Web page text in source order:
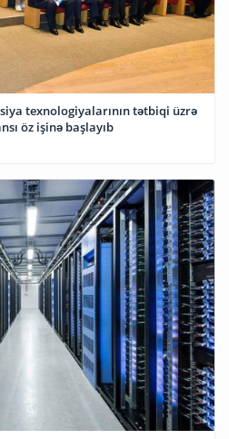
texnologiyalarının tətbiqi üzrə
öz işinə başlayıb